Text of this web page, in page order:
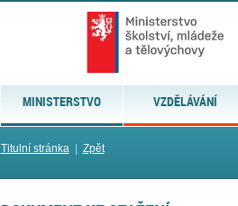
MINISTERSTVO VZDĚLÁVÁNÍ
Titulní stránka| Zpět